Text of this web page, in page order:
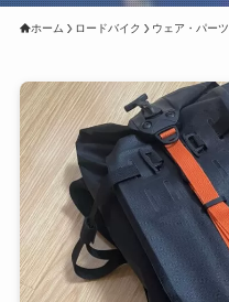
ホーム ロードバイク ウェア・パーツ